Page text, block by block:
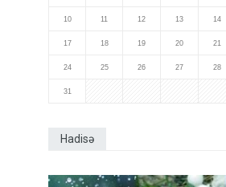
10 11 12 13 14
17 18 19 20 21
24 25 26 27 28
31
Hadisə